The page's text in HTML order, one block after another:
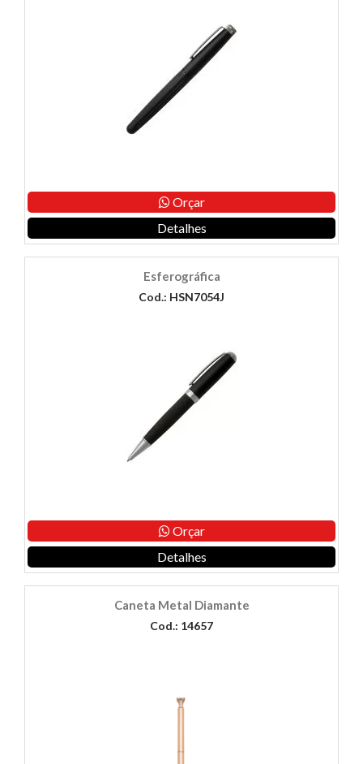
Orçar
Detalhes
Esferográfica
Cod.: HSN7054J
Orçar
Detalhes
Caneta Metal Diamante
Cod.: 14657